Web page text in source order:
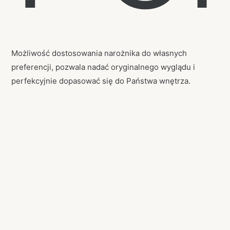
Możliwość dostosowania narożnika do własnych
preferencji, pozwala nadać oryginalnego wyglądu i
perfekcyjnie dopasować się do Państwa wnętrza.